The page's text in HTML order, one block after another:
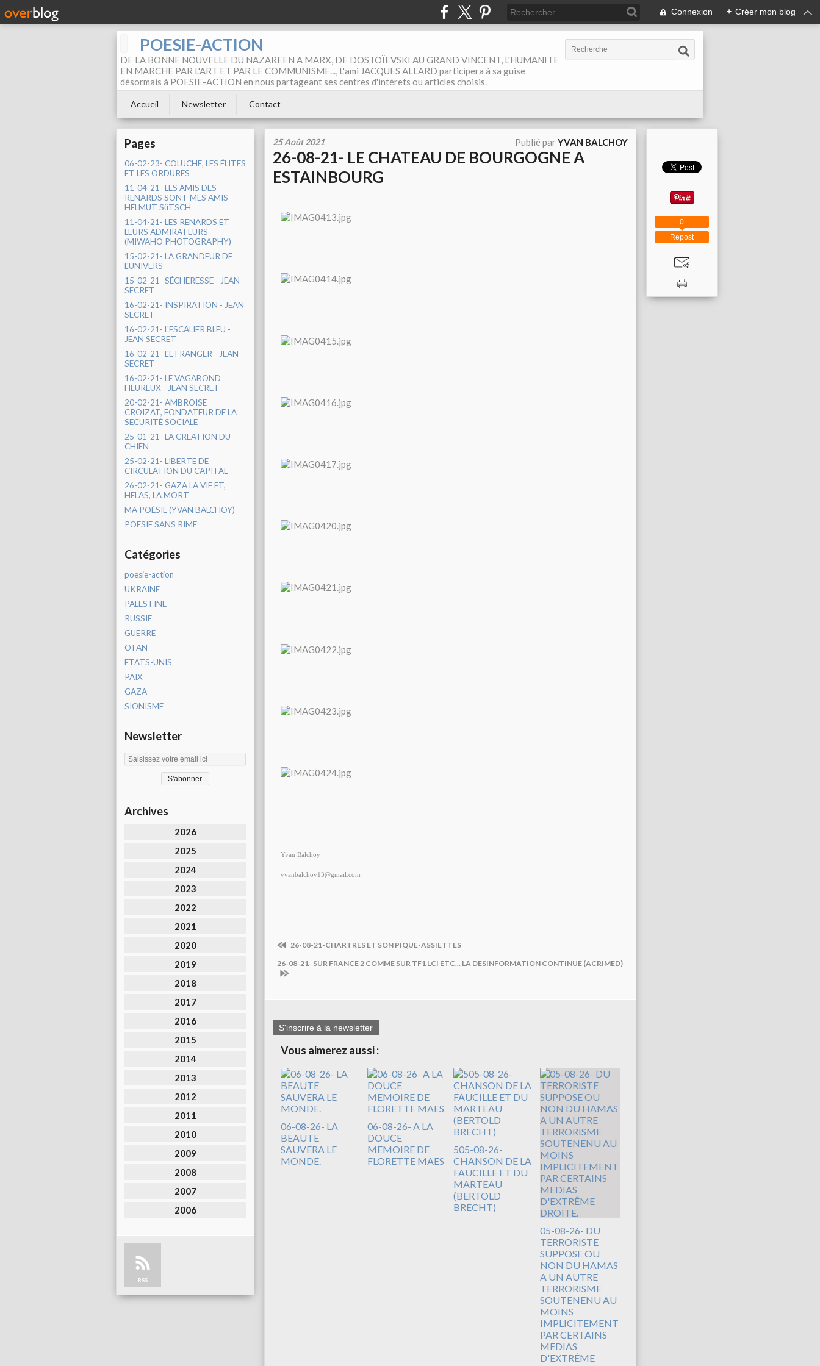
Connexion + Créer mon blog
POESIE-ACTION
DE LA BONNE NOUVELLE DU NAZAREEN A MARX, DE DOSTOÏEVSKI AU GRAND VINCENT, L'HUMANITE
EN MARCHE PAR L'ART ET PAR LE COMMUNISME..., L'ami JACQUES ALLARD participera à sa guise
désormais à POESIE-ACTION en nous partageant ses centres d'intérets ou articles choisis.
Accueil Newsletter Contact
Pages
06-02-23- COLUCHE, LES ÉLITES
ET LES ORDURES
11-04-21- LES AMIS DES
RENARDS SONT MES AMIS -
HELMUT SüTSCH
11-04-21- LES RENARDS ET
LEURS ADMIRATEURS
(MIWAHO PHOTOGRAPHY)
15-02-21- LA GRANDEUR DE
L'UNIVERS
15-02-21- SÉCHERESSE - JEAN
SECRET
16-02-21- INSPIRATION - JEAN
SECRET
16-02-21- L'ESCALIER BLEU -
JEAN SECRET
16-02-21- L'ETRANGER - JEAN
SECRET
16-02-21- LE VAGABOND
HEUREUX - JEAN SECRET
20-02-21- AMBROISE
CROIZAT, FONDATEUR DE LA
SECURITÉ SOCIALE
25-01-21- LA CREATION DU
CHIEN
25-02-21- LIBERTE DE
CIRCULATION DU CAPITAL
26-02-21- GAZA LA VIE ET,
HELAS, LA MORT
MA POÉSIE (YVAN BALCHOY)
POESIE SANS RIME
Catégories
poesie-action
UKRAINE
PALESTINE
RUSSIE
GUERRE
OTAN
ETATS-UNIS
PAIX
GAZA
SIONISME
Newsletter
Archives
2026
2025
2024
2023
2022
2021
2020
2019
2018
2017
2016
2015
2014
2013
2012
2011
2010
2009
2008
2007
2006
RSS
25 Août 2021 Publié parYVAN BALCHOY
26-08-21- LE CHATEAU DE BOURGOGNE A
ESTAINBOURG
Yvan Balchoy
yvanbalchoy13@gmail.com
26-08-21-CHARTRES ET SON PIQUE-ASSIETTES
26-08-21- SUR FRANCE 2 COMME SUR TF1 LCI ETC... LA DESINFORMATION CONTINUE (ACRIMED)
S'inscrire à la newsletter
Vous aimerez aussi :
06-08-26- LA
BEAUTE
SAUVERA LE
MONDE.
06-08-26- A LA
DOUCE
MEMOIRE DE
FLORETTE MAES
505-08-26-
CHANSON DE LA
FAUCILLE ET DU
MARTEAU
(BERTOLD
BRECHT)
05-08-26- DU
TERRORISTE
SUPPOSE OU
NON DU HAMAS
A UN AUTRE
TERRORISME
SOUTENENU AU
MOINS
IMPLICITEMENT
PAR CERTAINS
MEDIAS
D'EXTRÊME
Repost
0